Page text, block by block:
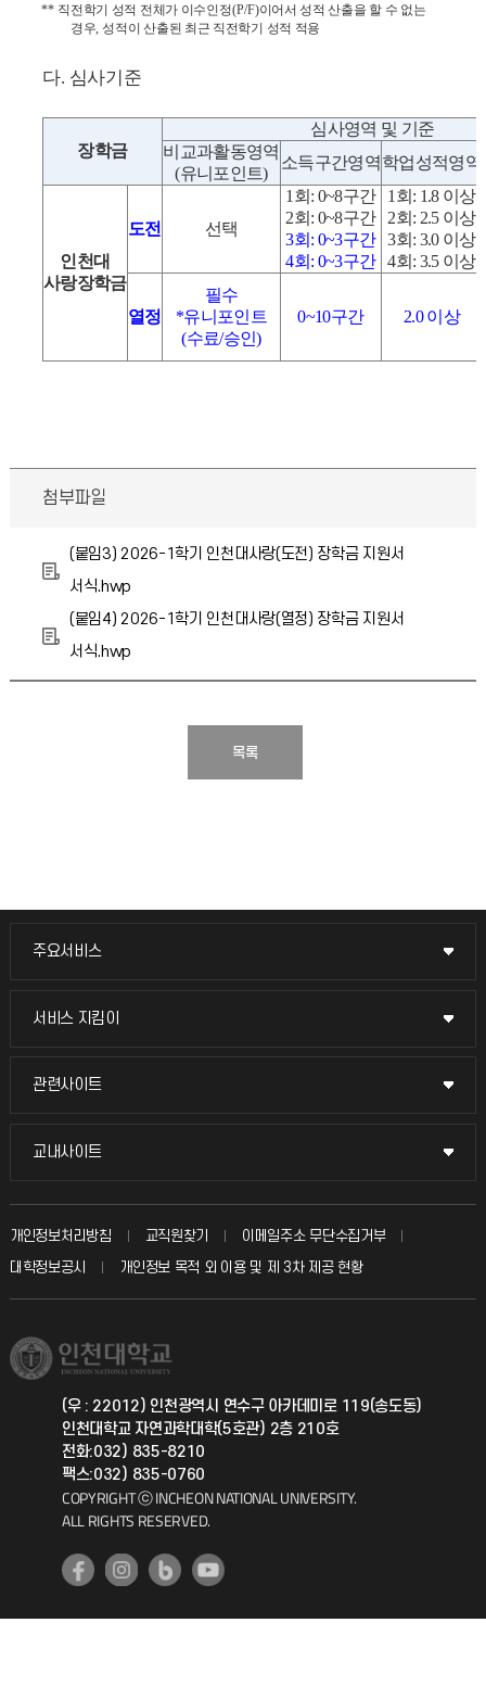
** 직전학기 성적 전체가 이수인정(P/F)이어서 성적 산출을 할 수 없는
경우,성적이 산출된 최근 직전학기 성적 적용
다. 심사기준
장학금
심사영역 및 기준
비교과활동영역
(유니포인트)
소득구간영역학업성적영역
인천대
사랑장학금
도전 선택
1 회 : 0~8구간
2회 : 0~8구간
3회 : 0~3구간
4회 : 0~3구간
1 회 : 1.8 이상
2회 : 2.5 이상
3회 : 3.0 이상
4회 : 3.5 이상
열정
필수
*유니포인트
(수료/승인)
0~10구간 2.0이상
첨부파일
(붙임3) 2026-1학기 인천대사랑(도전) 장학금 지원서
서식.hwp
(붙임4) 2026-1학기 인천대사랑(열정) 장학금 지원서
서식.hwp
목록
주요서비스
주요서비스
교무회의방송
입학안내
취업정보(학생)
서비스 지킴이
서비스 지킴이
묻고 답하기
칭찬마당
학생서비스 지킴이
관련사이트
관련사이트
국방헬프콜
총동문회
교내사이트
교내사이트
교수회
교육혁신본부
국제지원과
공자아카데미
기초교육원
개인정보처리방침 교직원찾기
이메일주소 무단수집거부
대학정보공시
개인정보 목적 외 이용 및 제 3차 제공 현황
(우 : 22012) 인천광역시 연수구 아카데미로 119(송도동)
인천대학교 자연과학대학(5호관) 2층 210호
전화:032) 835-8210
팩스:032) 835-0760
COPYRIGHT ⓒ INCHEON NATIONAL UNIVERSITY.
ALL RIGHTS RESERVED.